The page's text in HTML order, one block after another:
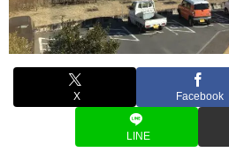
X Facebook
LINE